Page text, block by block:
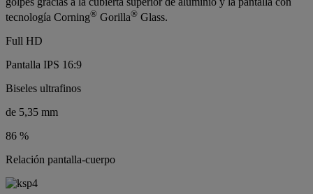
tecnología Corning® Gorilla® Glass.
Full HD
Pantalla IPS 16:9
Biseles ultrafinos
de 5,35 mm
86 %
Relación pantalla-cuerpo